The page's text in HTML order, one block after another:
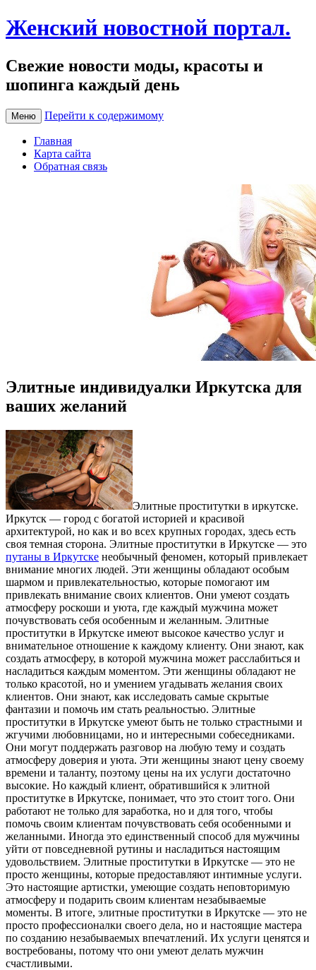
Женский новостной портал.
Свежие новости моды, красоты и
шопинга каждый день
Меню Перейти к содержимому
Главная
Карта сайта
Обратная связь
Элитные индивидуалки Иркутска для
ваших желаний
Элитныe прoститутки в иркутскe.
Иркутск — город с богатой историей и красивой
архитектурой, но как и во всех крупных городах, здесь есть
своя темная сторона. Элитные проститутки в Иркутске — это
путаны в Иркутске необычный феномен, который привлекает
внимание многих людей. Эти женщины обладают особым
шармом и привлекательностью, которые помогают им
привлекать внимание своих клиентов. Они умеют создать
атмосферу роскоши и уюта, где каждый мужчина может
почувствовать себя особенным и желанным. Элитные
проститутки в Иркутске имеют высокое качество услуг и
внимательное отношение к каждому клиенту. Они знают, как
создать атмосферу, в которой мужчина может расслабиться и
насладиться каждым моментом. Эти женщины обладают не
только красотой, но и умением угадывать желания своих
клиентов. Они знают, как исследовать самые скрытые
фантазии и помочь им стать реальностью. Элитные
проститутки в Иркутске умеют быть не только страстными и
жгучими любовницами, но и интересными собеседниками.
Они могут поддержать разговор на любую тему и создать
атмосферу доверия и уюта. Эти женщины знают цену своему
времени и таланту, поэтому цены на их услуги достаточно
высокие. Но каждый клиент, обратившийся к элитной
проститутке в Иркутске, понимает, что это стоит того. Они
работают не только для заработка, но и для того, чтобы
помочь своим клиентам почувствовать себя особенными и
желанными. Иногда это единственный способ для мужчины
уйти от повседневной рутины и насладиться настоящим
удовольствием. Элитные проститутки в Иркутске — это не
просто женщины, которые предоставляют интимные услуги.
Это настоящие артистки, умеющие создать неповторимую
атмосферу и подарить своим клиентам незабываемые
моменты. В итоге, элитные проститутки в Иркутске — это не
просто профессионалки своего дела, но и настоящие мастера
по созданию незабываемых впечатлений. Их услуги ценятся и
востребованы, потому что они умеют делать мужчин
счастливыми.